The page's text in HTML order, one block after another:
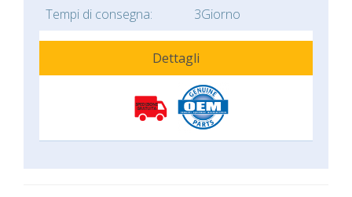
Tempi di consegna:
3Giorno
Dettagli